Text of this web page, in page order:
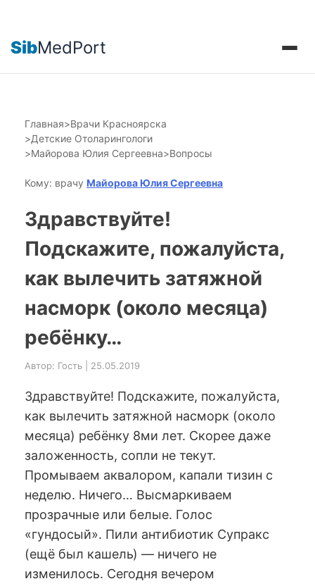
SibMedPort
Главная>Врачи Красноярска
>Детские Отоларингологи
>Майорова Юлия Сергеевна>Вопросы
Кому: врачу Майорова Юлия Сергеевна
Здравствуйте!
Подскажите, пожалуйста,
как вылечить затяжной
насморк (около месяца)
ребёнку…
Автор: Гость | 25.05.2019
Здравствуйте! Подскажите, пожалуйста,
как вылечить затяжной насморк (около
месяца) ребёнку 8ми лет. Скорее даже
заложенность, сопли не текут.
Промываем аквалором, капали тизин с
неделю. Ничего… Высмаркиваем
прозрачные или белые. Голос
«гундосый». Пили антибиотик Супракс
(ещё был кашель) — ничего не
изменилось. Сегодня вечером